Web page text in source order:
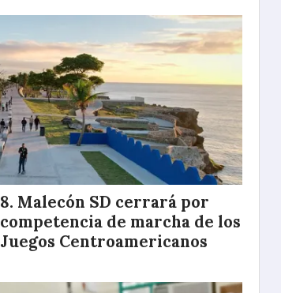
Malecón SD cerrará por
competencia de marcha de los
Juegos Centroamericanos